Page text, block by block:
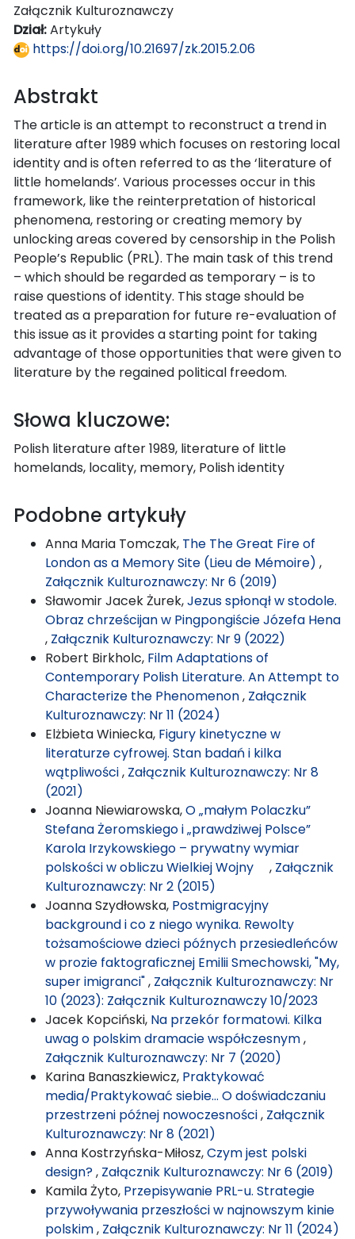
Załącznik Kulturoznawczy
Dział:Artykuły
https://doi.org/10.21697/zk.2015.2.06
Abstrakt
The article is an attempt to reconstruct a trend in
literature after 1989 which focuses on restoring local
identity and is often referred to as the ‘literature of
little homelands’. Various processes occur in this
framework, like the reinterpretation of historical
phenomena, restoring or creating memory by
unlocking areas covered by censorship in the Polish
People’s Republic (PRL). The main task of this trend
– which should be regarded as temporary – is to
raise questions of identity. This stage should be
treated as a preparation for future re-evaluation of
this issue as it provides a starting point for taking
advantage of those opportunities that were given to
literature by the regained political freedom.
Słowa kluczowe:
Polish literature after 1989, literature of little
homelands, locality, memory, Polish identity
Podobne artykuły
Anna Maria Tomczak, The The Great Fire of
London as a Memory Site (Lieu de Mémoire) ,
Załącznik Kulturoznawczy: Nr 6 (2019)
Sławomir Jacek Żurek,Jezus spłonął w stodole.
Obraz chrześcijan w Pingpongiście Józefa Hena
, Załącznik Kulturoznawczy: Nr 9 (2022)
Robert Birkholc, Film Adaptations of
Contemporary Polish Literature. An Attempt to
Characterize the Phenomenon, Załącznik
Kulturoznawczy: Nr 11 (2024)
Elżbieta Winiecka, Figury kinetyczne w
literaturze cyfrowej. Stan badań i kilka
wątpliwości, Załącznik Kulturoznawczy: Nr 8
(2021)
Joanna Niewiarowska,O „małym Polaczku”
Stefana Żeromskiego i „prawdziwej Polsce”
Karola Irzykowskiego – prywatny wymiar
polskości w obliczu Wielkiej Wojny , Załącznik
Kulturoznawczy: Nr 2 (2015)
Joanna Szydłowska, Postmigracyjny
background i co z niego wynika. Rewolty
tożsamościowe dzieci późnych przesiedleńców
w prozie faktograficznej Emilii Smechowski, "My,
super imigranci", Załącznik Kulturoznawczy: Nr
10 (2023): Załącznik Kulturoznawczy 10/2023
Jacek Kopciński, Na przekór formatowi. Kilka
uwag o polskim dramacie współczesnym,
Załącznik Kulturoznawczy: Nr 7 (2020)
Karina Banaszkiewicz, Praktykować
media/Praktykować siebie… O doświadczaniu
przestrzeni późnej nowoczesności, Załącznik
Kulturoznawczy: Nr 8 (2021)
Anna Kostrzyńska-Miłosz,Czym jest polski
design?, Załącznik Kulturoznawczy: Nr 6 (2019)
Kamila Żyto, Przepisywanie PRL-u. Strategie
przywoływania przeszłości w najnowszym kinie
polskim, Załącznik Kulturoznawczy: Nr 11 (2024)